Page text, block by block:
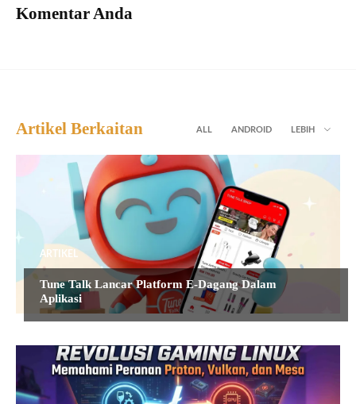
Komentar Anda
Artikel Berkaitan ALL ANDROID LEBIH
ARTIKEL
Tune Talk Lancar Platform E-Dagang Dalam
Aplikasi